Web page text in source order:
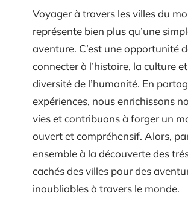
Voyager à travers les villes du
représente bien plus qu’une
aventure. C’est une opportunité
connecter à l’histoire, la culture
diversité de l’humanité. En
expériences, nous enrichissons
vies et contribuons à forger un
ouvert et compréhensif. Alors,
ensemble à la découverte des
cachés des villes pour des
inoubliables à travers le monde.